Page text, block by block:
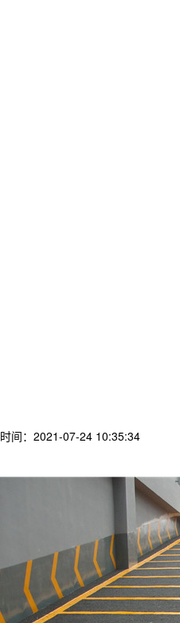
时间：2021-07-24 10:35:34